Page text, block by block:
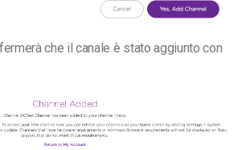
che il canale è stato aggiunto con